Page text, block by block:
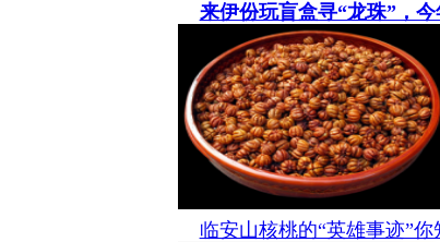
来伊份玩盲盒寻“龙珠”，
生活 2019-12-31 16:04:47
朕的龙珠呢?皇帝集结!重金寻龙珠!
了。醒目的新年红背景下，这块
临安山核桃的“英雄事迹”你